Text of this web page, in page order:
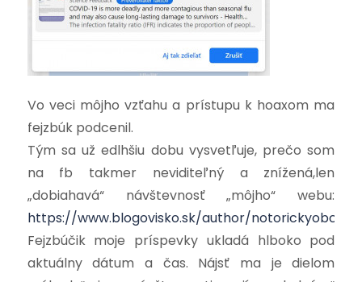
Vo veci môjho vzťahu a prístupu k hoaxom ma
fejzbúk podcenil.
Tým sa už edlhšiu dobu vysvetľuje, prečo som
na fb takmer neviditeľný a znížená,len
„dobiahavá“ návštevnosť „môjho“ webu:
https://www.blogovisko.sk/author/notorickyobcan
Fejzbúčik moje príspevky ukladá hlboko pod
aktuálny dátum a čas. Nájsť ma je dielom